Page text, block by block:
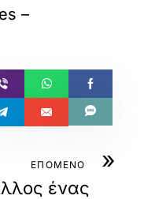
–
»
ΕΠΟΜΕΝΟ
ένας